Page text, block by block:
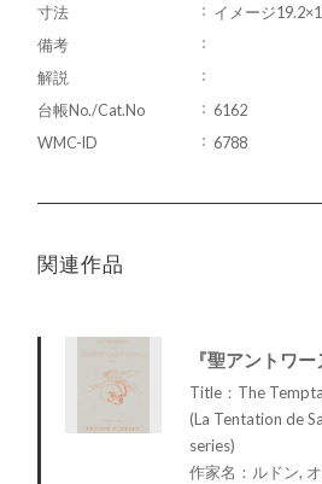
寸法
イメージ
備考
解説
台帳No./Cat.No
6162
WMC-ID
6788
関連作品
『聖アントワ
Title：The
(La Tentation de
series)
作家名：ルドン,